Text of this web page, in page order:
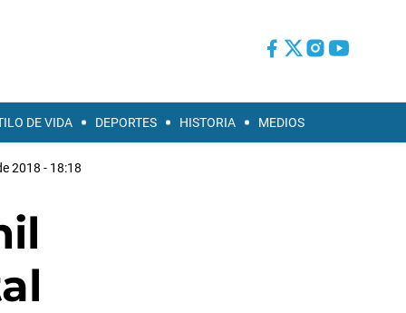
DE VIDA DEPORTES HISTORIA MEDIOS
2018 - 18:18